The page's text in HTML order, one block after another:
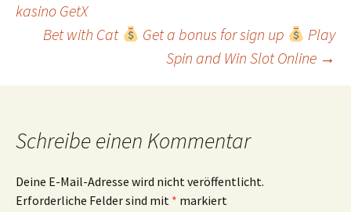
Navigation
kasino GetX
Bet with Cat
Get a bonus for sign up
Play
Spin and Win Slot Online →
Schreibe einen Kommentar
Deine E-Mail-Adresse wird nicht veröffentlicht.
Erforderliche Felder sind mit * markiert